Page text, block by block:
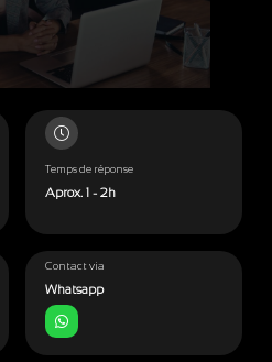
Temps de réponse
Aprox. 1 - 2h
Contact via
Whatsapp